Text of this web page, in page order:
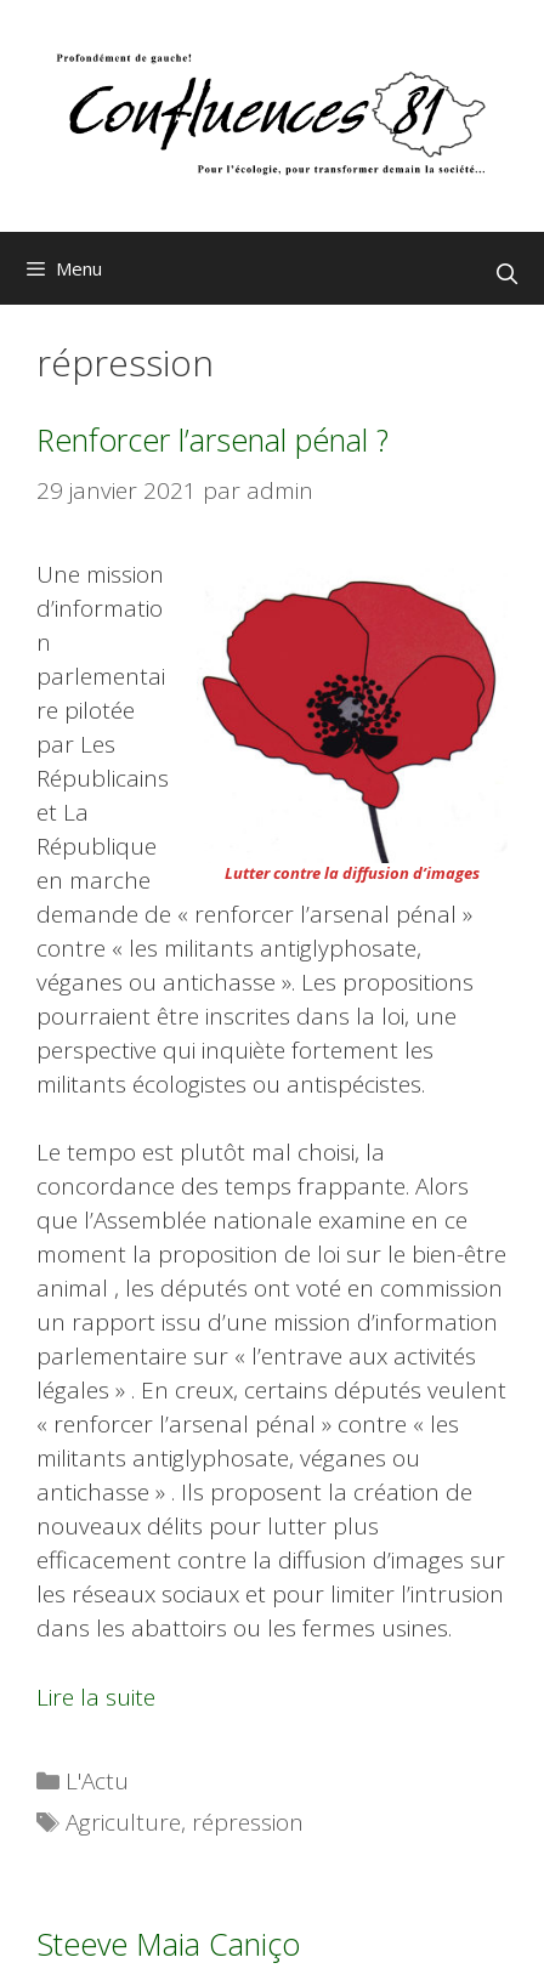
Menu
répression
Renforcer l’arsenal pénal ?
29 janvier 2021 par admin
Lutter contre la diffusion d’images
Une mission
d’informatio
n
parlementai
re pilotée
par Les
Républicains
et La
République
en marche
demande de « renforcer l’arsenal pénal »
contre « les militants antiglyphosate,
véganes ou antichasse ». Les propositions
pourraient être inscrites dans la loi, une
perspective qui inquiète fortement les
militants écologistes ou antispécistes.
Le tempo est plutôt mal choisi, la
concordance des temps frappante. Alors
que l’Assemblée nationale examine en ce
moment la proposition de loi sur le bien-être
animal , les députés ont voté en commission
un rapport issu d’une mission d’information
parlementaire sur « l’entrave aux activités
légales » . En creux, certains députés veulent
« renforcer l’arsenal pénal » contre « les
militants antiglyphosate, véganes ou
antichasse » . Ils proposent la création de
nouveaux délits pour lutter plus
efficacement contre la diffusion d’images sur
les réseaux sociaux et pour limiter l’intrusion
dans les abattoirs ou les fermes usines.
Lire la suite
Catégories
L'Actu
Étiquettes
Agriculture, répression
Steeve Maia Caniço